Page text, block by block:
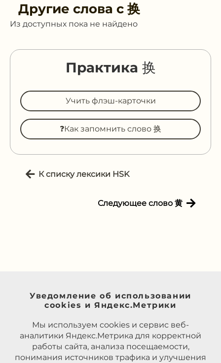
Другие слова с 换
Из доступных пока не найдено
Практика 换
Учить флэш-карточки
❓Как запомнить слово 换
К списку лексики HSK
Следующее слово 黄
Уведомление об использовании
cookies и Яндекс.Метрики
Мы используем cookies и сервис веб-
аналитики Яндекс.Метрика для корректной
работы сайта, анализа посещаемости,
понимания источников трафика и улучшения